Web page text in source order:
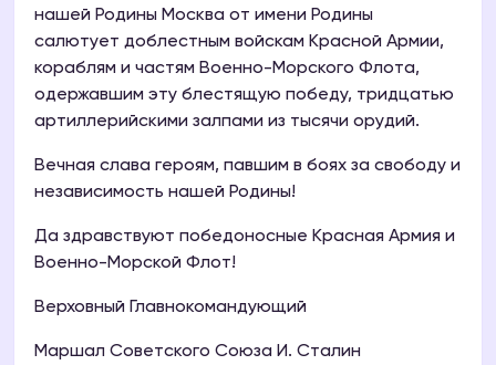
нашей Родины Москва от имени Родины
салютует доблестным войскам Красной Армии,
кораблям и частям Военно-Морского Флота,
одержавшим эту блестящую победу, тридцатью
артиллерийскими залпами из тысячи орудий.
Вечная слава героям, павшим в боях за свободу и
независимость нашей Родины!
Да здравствуют победоносные Красная Армия и
Военно-Морской Флот!
Верховный Главнокомандующий
Маршал Советского Союза И. Сталин